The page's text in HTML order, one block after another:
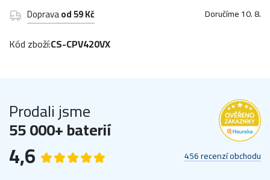
Dopravaod 59 Kč Doručíme 10. 8.
Kód zboží:CS-CPV420VX
Prodali jsme
55 000+ baterií
4,6 456 recenzí obchodu